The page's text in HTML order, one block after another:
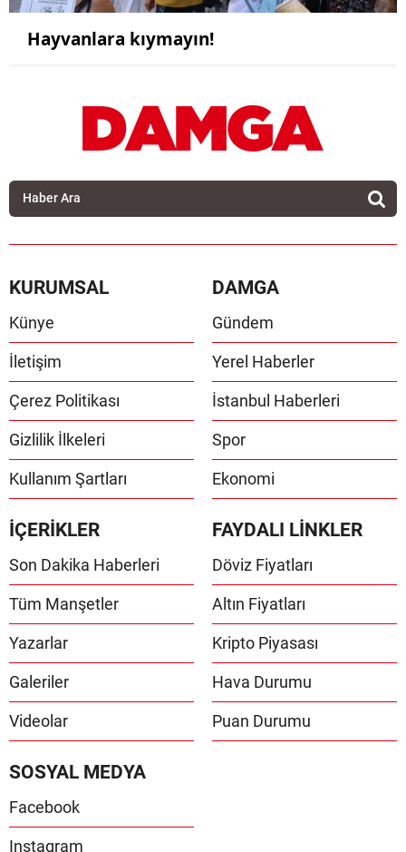
Hayvanlara kıymayın!
KURUMSAL
Künye
İletişim
Çerez Politikası
Gizlilik İlkeleri
Kullanım Şartları
DAMGA
Gündem
Yerel Haberler
İstanbul Haberleri
Spor
Ekonomi
İÇERİKLER
Son Dakika Haberleri
Tüm Manşetler
Yazarlar
Galeriler
Videolar
FAYDALI LİNKLER
Döviz Fiyatları
Altın Fiyatları
Kripto Piyasası
Hava Durumu
Puan Durumu
SOSYAL MEDYA
Facebook
Instagram